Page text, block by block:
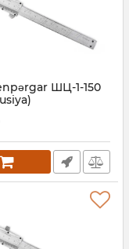
ШЦ-1-150